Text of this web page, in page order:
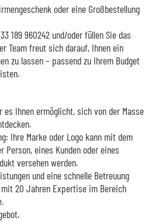
oder eine Großbestellung
189 960242 und/oder füllen Sie das
Team freut sich darauf, Ihnen ein
zu lassen – passend zu Ihrem Budget
es Ihnen ermöglicht, sich von der Masse
Ihre Marke oder Logo kann mit dem
Person, eines Kunden oder eines
versehen werden.
und eine schnelle Betreuung
20 Jahren Expertise im Bereich